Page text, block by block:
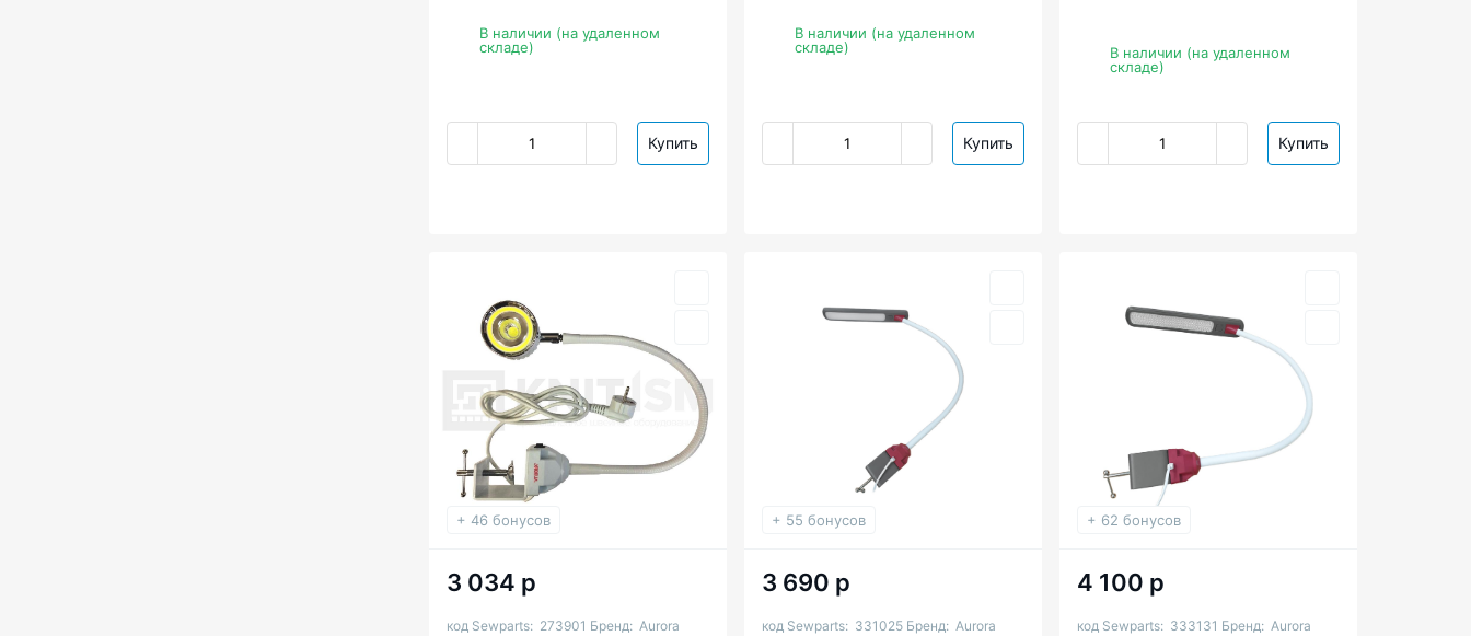
рукоделия, школьника,
чтения, монитора
В наличии (на удаленном
складе)
Купить
В наличии (на удаленном
складе)
Купить
В наличии (на удаленном
складе)
Купить
+ 46 бонусов
3 034 р
код Sewparts: 273901 Бренд: Aurora
+ 55 бонусов
3 690 р
код Sewparts: 331025 Бренд: Aurora
+ 62 бонусов
4 100 р
код Sewparts: 333131 Бренд: Aurora